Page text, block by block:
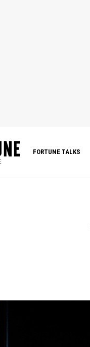
FORTUNE TALKS